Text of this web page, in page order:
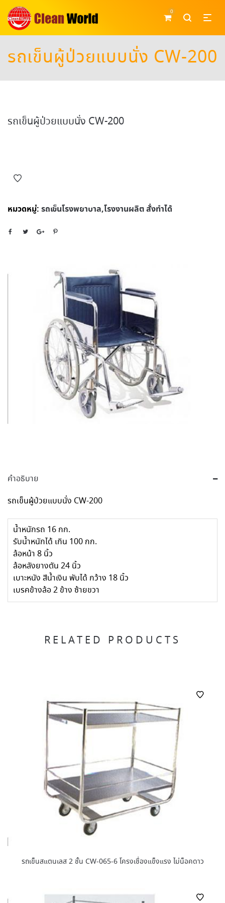
0
รถเข็นผู้ป่วยแบบนั่ง CW-200
รถเข็นผู้ป่วยแบบนั่ง CW-200
หมวดหมู่: รถเข็นโรงพยาบาล,โรงงานผลิต สั่งทำได้
คำอธิบาย
รถเข็นผู้ป่วยแบบนั่ง CW-200
น้ำหนักรถ 16 กก.
รับน้ำหนักได้ เกิน 100 กก.
ล้อหน้า 8 นิ้ว
ล้อหลังยางตัน 24 นิ้ว
เบาะหนัง สีน้ำเงิน พับได้ กว้าง 18 นิ้ว
เบรคข้างล้อ 2 ข้าง ซ้ายขวา
RELATED PRODUCTS
รถเข็นสแตนเลส 2 ชั้น CW-065-6 โครงเชื่องแข็งแรง ไม่น็อคดาว